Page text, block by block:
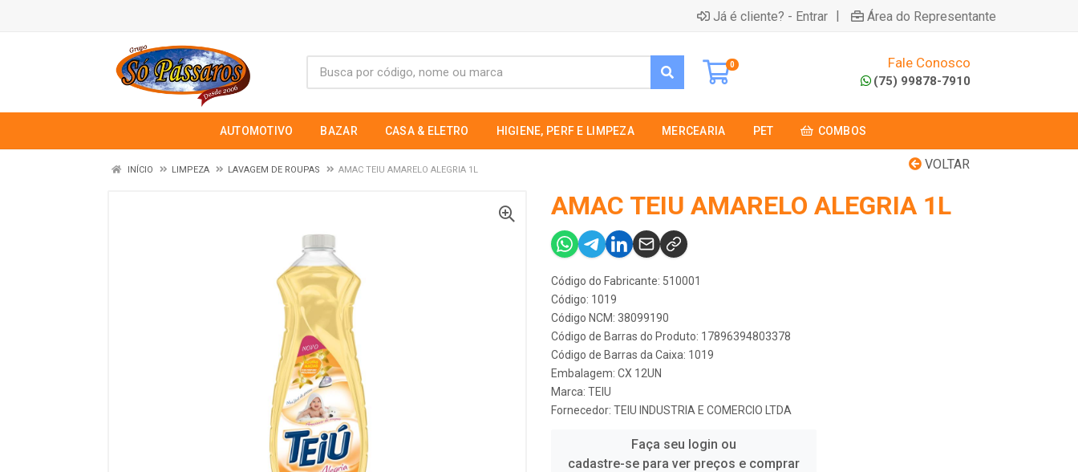
Já é cliente? - Entrar | Área do Representante
0 Fale Conosco
(75) 99878-7910
AUTOMOTIVO BAZAR CASA & ELETRO HIGIENE, PERF E LIMPEZA MERCEARIA PET COMBOS
VOLTAR
INÍCIO LIMPEZA LAVAGEM DE ROUPAS AMAC TEIU AMARELO ALEGRIA 1L
AMAC TEIU AMARELO ALEGRIA 1L
Código do Fabricante: 510001
Código: 1019
Código NCM: 38099190
Código de Barras do Produto: 17896394803378
Código de Barras da Caixa: 1019
Embalagem: CX 12UN
Marca: TEIU
Fornecedor: TEIU INDUSTRIA E COMERCIO LTDA
Faça seu login ou
cadastre-se para ver preços e comprar